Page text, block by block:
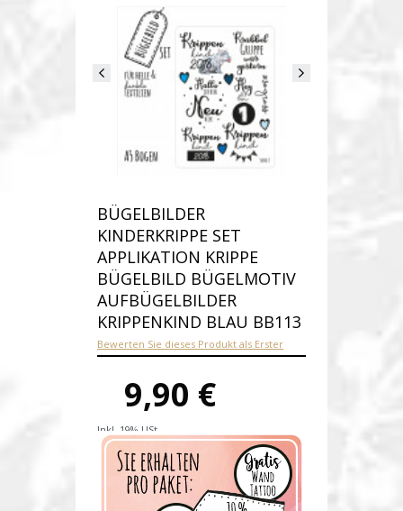
BÜGELBILDER
KINDERKRIPPE SET
APPLIKATION KRIPPE
BÜGELBILD BÜGELMOTIV
AUFBÜGELBILDER
KRIPPENKIND BLAU BB113
Bewerten Sie dieses Produkt als Erster
9,90 €
Inkl. 19% USt.
Versandkosten
Produktnummer:bb113-C
Verfügbarkeit:Auf Lager
Lieferzeit: 1-2 Werktage